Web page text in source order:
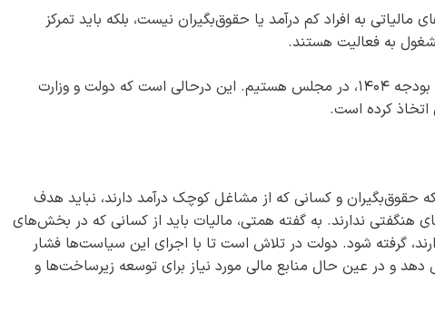
به افراد کم درآمد یا حقوق‌بگیران نیست، بلکه باید تمرکز
به فعالیت هستند.
هم اکنون در آستانه تصویب نهایی بخش اول لایحه بودجه ۱۴۰۴، در مجلس هستیم. این درحالی است که دولت و وزارت
کرده است.
حقوق‌بگیران و کسانی که از مشاغل کوچک درآمد دارند، نباید هدف
هنگفتی ندارند. به گفته همتی، مالیات باید از کسانی که در بخش‌های
گرفته شود. دولت در تلاش است تا با اجرای این سیاست‌ها فشار
و در عین حال منابع مالی مورد نیاز برای توسعه زیرساخت‌ها و